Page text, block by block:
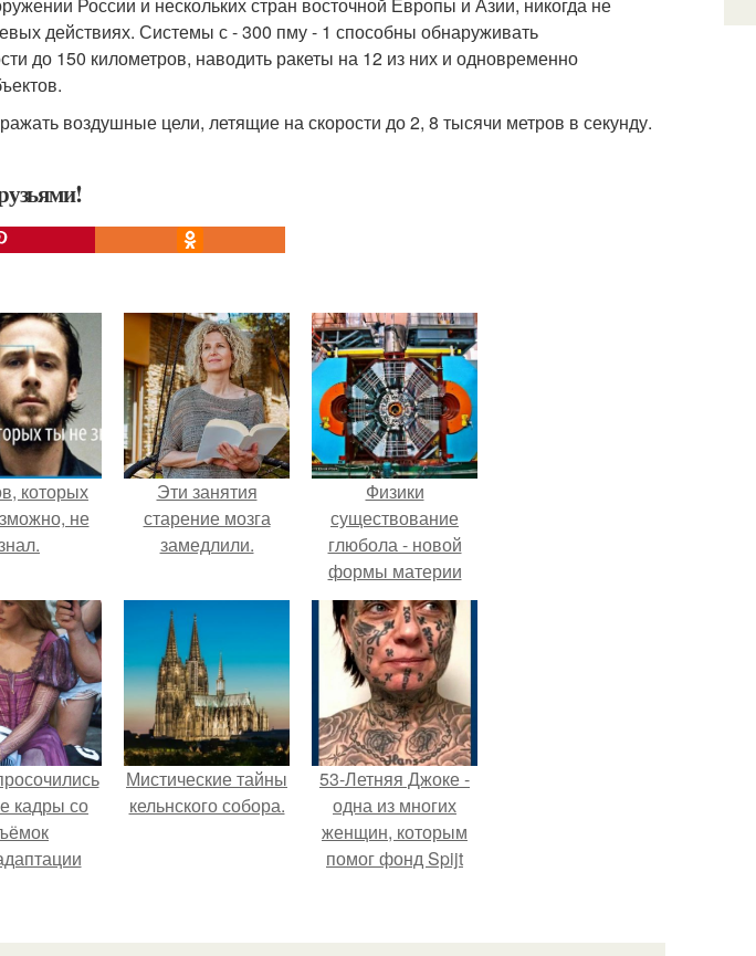
действиях. Системы с - 300 пму - 1 способны обнаруживать
до 150 километров, наводить ракеты на 12 из них и одновременно
воздушные цели, летящие на скорости до 2, 8 тысячи метров в секунду.
которых
не
Эти занятия
старение мозга
замедлили.
Физики
существование
глюбола - новой
формы материи
подтвердили.
кадры со
Мистические тайны
кельнского собора.
53-Летняя Джоке -
одна из многих
женщин, которым
помог фонд Spijt
Роттердаме.